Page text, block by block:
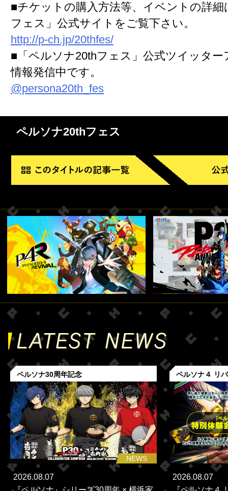
■チケットの購入方法等、イベントの詳
フェス」公式サイトをご覧下さい。
http://p-ch.jp/20thfes/
■「ペルソナ20thフェス」公式ツイッタ
情報発信中です。
@persona20th_fes
ペルソナ20thフェス
ペルソナ30周年記念
NEWS
2026.08.07
ペルソナ４ リ
2026.08.07